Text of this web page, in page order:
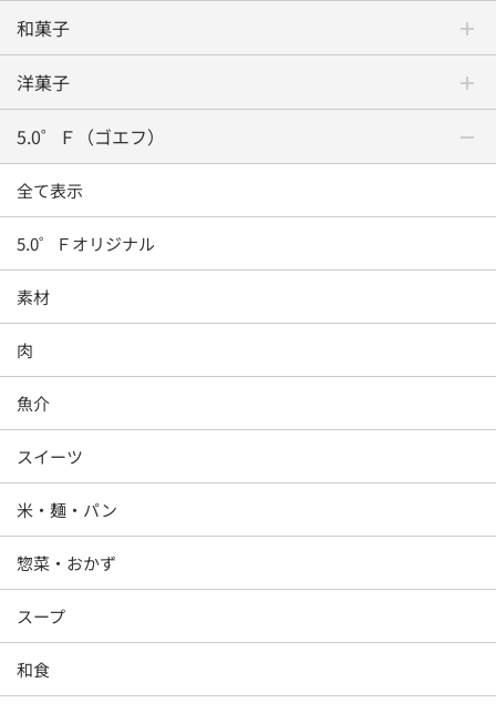
和菓子
洋菓子
5.0゜Ｆ（ゴエフ）
全て表示
5.0゜Ｆオリジナル
素材
肉
魚介
スイーツ
米・麺・パン
惣菜・おかず
スープ
和食